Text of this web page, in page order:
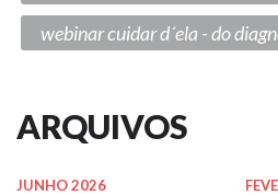
webinar cuidar d´ela - do
ARQUIVOS
JUNHO 2026